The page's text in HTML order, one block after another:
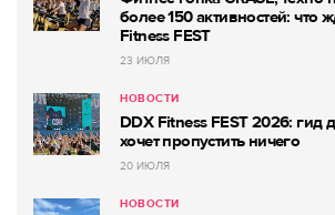
более 150 активностей: что
Fitness FEST
23 ИЮЛЯ
НОВОСТИ
DDX Fitness FEST 2026: гид
хочет пропустить ничего
20 ИЮЛЯ
НОВОСТИ